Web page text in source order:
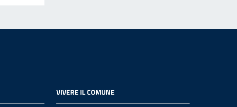
VIVERE IL COMUNE